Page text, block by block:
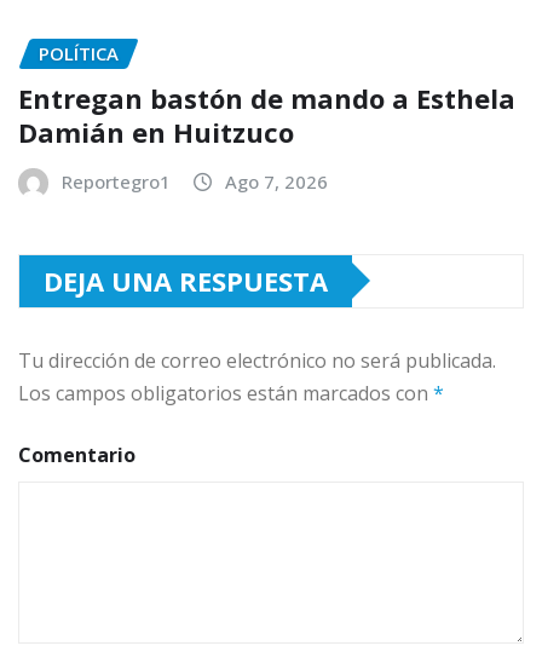
POLÍTICA
Entregan bastón de mando a Esthela
Damián en Huitzuco
Reportegro1 Ago 7, 2026
DEJA UNA RESPUESTA
Tu dirección de correo electrónico no será publicada.
Los campos obligatorios están marcados con *
Comentario